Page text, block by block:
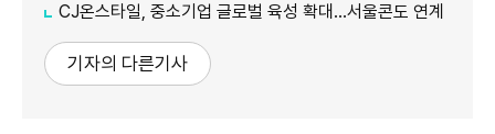
CJ온스타일, 중소기업 글로벌 육성 확대…서울콘도 연계
기자의 다른기사